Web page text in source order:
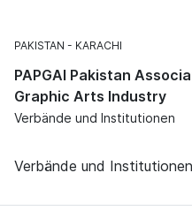
PAKISTAN KARACHI
PAPGAI Pakistan
Graphic Arts Industry
Verbände und Institutionen
Verbände und